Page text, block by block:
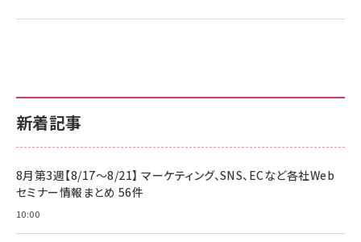
新着記事
8月第3週【8/17～8/21】 マーケティング、SNS、ECなど各社Web
セミナー情報まとめ 56件
10:00